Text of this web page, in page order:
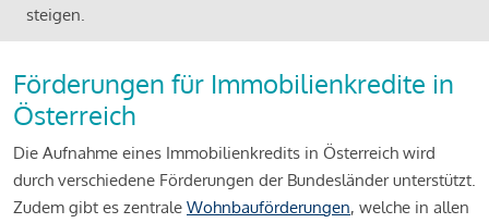
steigen.
Förderungen für Immobilienkredite in
Österreich
Die Aufnahme eines Immobilienkredits in Österreich wird
durch verschiedene Förderungen der Bundesländer unterstützt.
Zudem gibt es zentrale Wohnbauförderungen, welche in allen